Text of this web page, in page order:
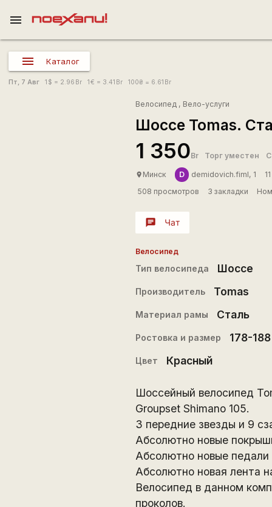
menu
Каталог
Пт, 7 Авг 1 $ = 2.96 Br 1€ = 3.41 Br 100₴ = 6.61 Br
Велосипед, Вело-услуги
Шоссе Tomas.
1 350Br Торг уместен
place Минск D demidovich.fiml, 1
508 просмотров
3 закладки
chat Чат
Велосипед
Тип велосипеда Шоссе
Производитель Tomas
Материал рамы Сталь
Ростовка и размер 178-188
Цвет Красный
Шоссейный велосипед
Groupset Shimano 105.
3 передние звезды и 9
Абсолютно новые
Абсолютно новые педали
Абсолютно новая лента
Велосипед в данном
проколов.